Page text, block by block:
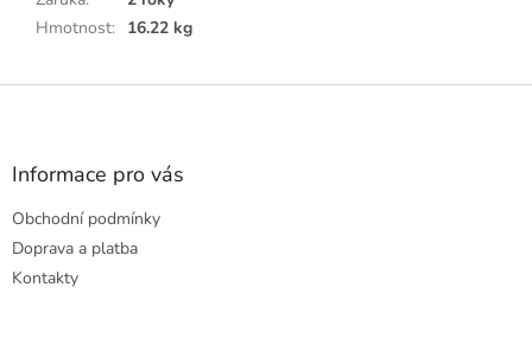
Hmotnost: 16.22 kg
Z
Informace pro vás
Obchodní podmínky
Doprava a platba
Kontakty